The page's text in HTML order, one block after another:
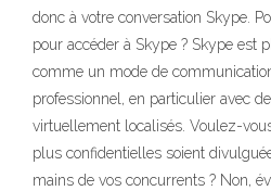
donc à votre conversation Skype.
pour accéder à Skype ? Skype est
comme un mode de
professionnel, en particulier avec
virtuellement localisés. Voulez-
plus confidentielles soient
mains de vos concurrents ? Non,